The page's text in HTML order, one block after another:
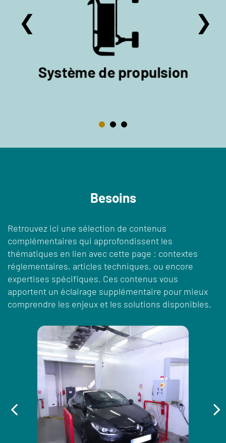
Besoins
Retrouvez ici une sélection de contenus
complémentaires qui approfondissent les
thématiques en lien avec cette page : contextes
réglementaires, articles techniques, ou encore
expertises spécifiques. Ces contenus vous
apportent un éclairage supplémentaire pour mieux
comprendre les enjeux et les solutions disponibles.